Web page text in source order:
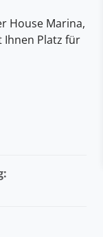
House Marina,
Ihnen Platz für